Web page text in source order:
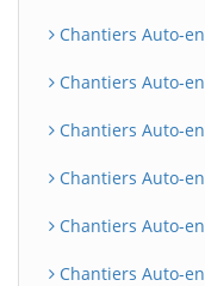
Chantiers Auto-
Chantiers Auto-
Chantiers Auto-
Chantiers Auto-
Chantiers Auto-
Chantiers Auto-